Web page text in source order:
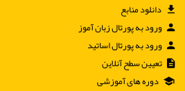
دانلود منابع
ورود به پورتال زبان آموز
ورود به پورتال اساتید
تعیین سطح آنلاین
دوره های آموزشی